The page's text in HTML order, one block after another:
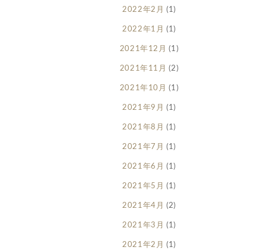
2022年2月 (1)
2022年1月 (1)
2021年12月 (1)
2021年11月 (2)
2021年10月 (1)
2021年9月 (1)
2021年8月 (1)
2021年7月 (1)
2021年6月 (1)
2021年5月 (1)
2021年4月 (2)
2021年3月 (1)
2021年2月 (1)